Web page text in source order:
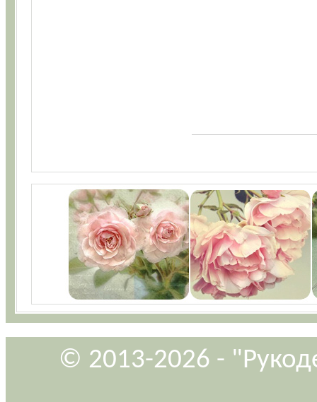
© 2013-2026 -